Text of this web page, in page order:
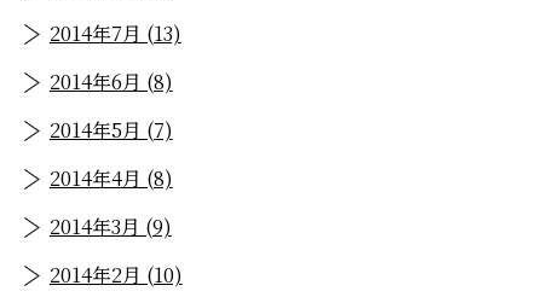
2014年7月 (13)
2014年6月 (8)
2014年5月 (7)
2014年4月 (8)
2014年3月 (9)
2014年2月 (10)